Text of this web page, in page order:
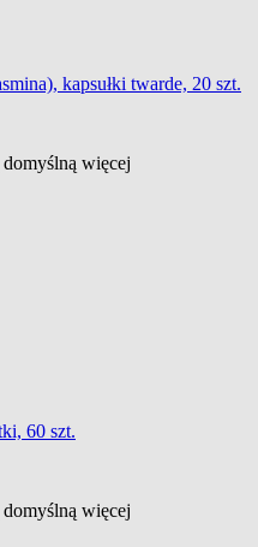
kapsułki twarde, 20 szt.
domyślną więcej
60 szt.
domyślną więcej